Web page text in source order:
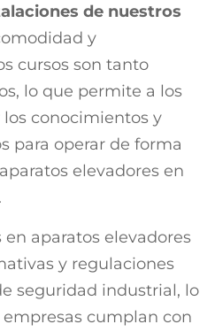
de nuestros
y
cursos son tanto
lo que permite a los
conocimientos y
para operar de forma
elevadores en
aparatos elevadores
y regulaciones
seguridad industrial, lo
cumplan con